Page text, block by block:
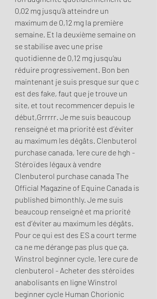
0,02 mg jusqu’à atteindre un
maximum de 0,12 mg la première
semaine. Et la deuxième semaine on
se stabilise avec une prise
quotidienne de 0,12 mg jusqu’au
réduire progressivement. Bon ben
maintenant je suis presque sur que c
est des fake, faut que je trouve un
site, et tout recommencer depuis le
début,Grrrrr. Je me suis beaucoup
renseigné et ma priorité est d’éviter
au maximum les dégâts. Clenbuterol
purchase canada, 1ere cure de hgh -
Stéroïdes légaux à vendre
Clenbuterol purchase canada The
Official Magazine of Equine Canada is
published bimonthly. Je me suis
beaucoup renseigné et ma priorité
est d’éviter au maximum les dégâts.
Pour ce qui est des ES a court terme
ca ne me dérange pas plus que ça.
Winstrol beginner cycle, 1ere cure de
clenbuterol - Acheter des stéroïdes
anabolisants en ligne Winstrol
beginner cycle Human Chorionic